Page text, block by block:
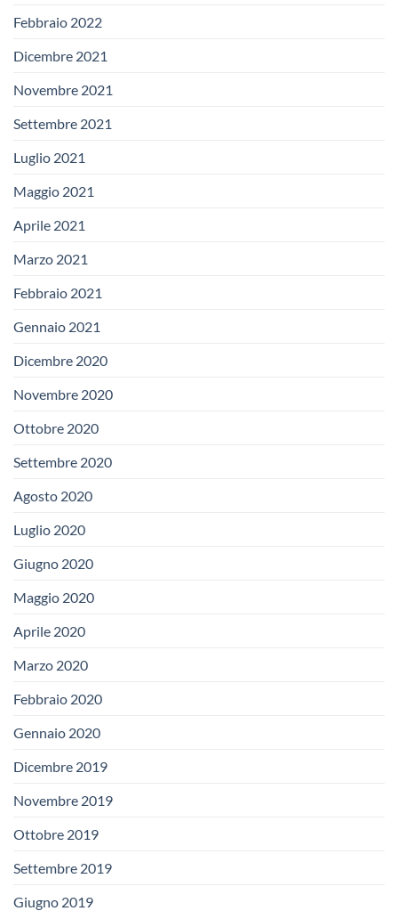
Febbraio 2022
Dicembre 2021
Novembre 2021
Settembre 2021
Luglio 2021
Maggio 2021
Aprile 2021
Marzo 2021
Febbraio 2021
Gennaio 2021
Dicembre 2020
Novembre 2020
Ottobre 2020
Settembre 2020
Agosto 2020
Luglio 2020
Giugno 2020
Maggio 2020
Aprile 2020
Marzo 2020
Febbraio 2020
Gennaio 2020
Dicembre 2019
Novembre 2019
Ottobre 2019
Settembre 2019
Giugno 2019